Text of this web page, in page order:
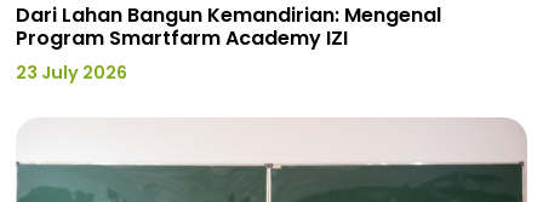
Dari Lahan Bangun Kemandirian: Mengenal
Program Smartfarm Academy IZI
23 July 2026